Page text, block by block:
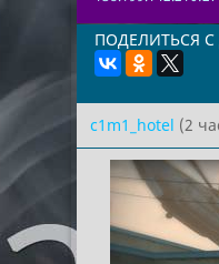
ПОДЕЛИТЬСЯ
c1m1_hotel (2